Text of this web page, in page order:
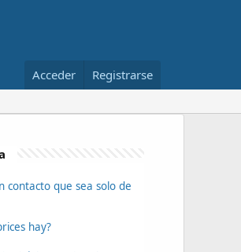
Acceder Registrarse
contacto que sea solo de
hay?